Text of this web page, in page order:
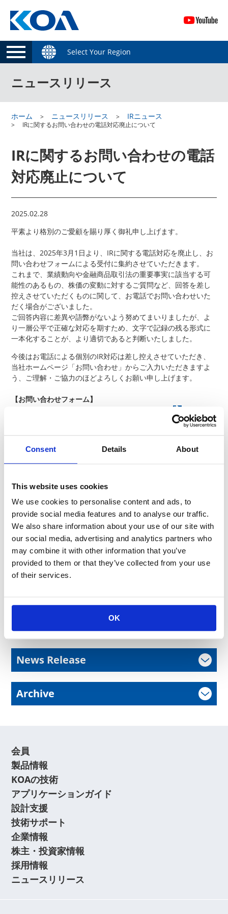
Consent Details About
This website uses cookies
We use cookies to personalise content and ads, to
provide social media features and to analyse our traffic.
We also share information about your use of our site with
our social media, advertising and analytics partners who
may combine it with other information that you’ve
provided to them or that they’ve collected from your use
of their services.
OK
Select Your Region
ニュースリリース
ホーム ニュースリリース IRニュース
IRに関するお問い合わせの電話対応廃止について
IRに関するお問い合わせの電話
対応廃止について
2025.02.28
平素より格別のご愛顧を賜り厚く御礼申し上げます。
当社は、2025年3月1日より、IRに関する電話対応を廃止し、お
問い合わせフォームによる受付に集約させていただきます。
これまで、業績動向や金融商品取引法の重要事実に該当する可
能性のあるもの、株価の変動に対するご質問など、回答を差し
控えさせていただくものに関して、お電話でお問い合わせいた
だく場合がございました。
ご回答内容に差異や語弊がないよう努めてまいりましたが、よ
り一層公平で正確な対応を期すため、文字で記録の残る形式に
一本化することが、より適切であると判断いたしました。
今後はお電話による個別のIR対応は差し控えさせていただき、
当社ホームページ「お問い合わせ」からご入力いただきますよ
う、ご理解・ご協力のほどよろしくお願い申し上げます。
【お問い合わせフォーム】
答えしかねる場合がございます。
下記に該当するお問い合わせは、回答を差し控えておりますの
・業績動向などの非公開情報に関するお問い合わせ
る可能性のあるお問い合わせ
・株価動向など株式市場の値動に関するお問い合わせ
・IR 以外のお問い合わせ
なお、当社休業日にいただいたお問い合わせにつきましては、
翌営業日以降の回答となります。
皆様にお知らせすべき重要な事象が発生した場合は、適時開示
規則に従い、適時適切に情報開示を行います。
二次利用することは固くお断りいたします。
News Release
Archive
会員
製品情報
KOAの技術
アプリケーションガイド
設計支援
技術サポート
企業情報
株主・投資家情報
採用情報
ニュースリリース